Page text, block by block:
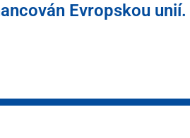
Evropskou unií.